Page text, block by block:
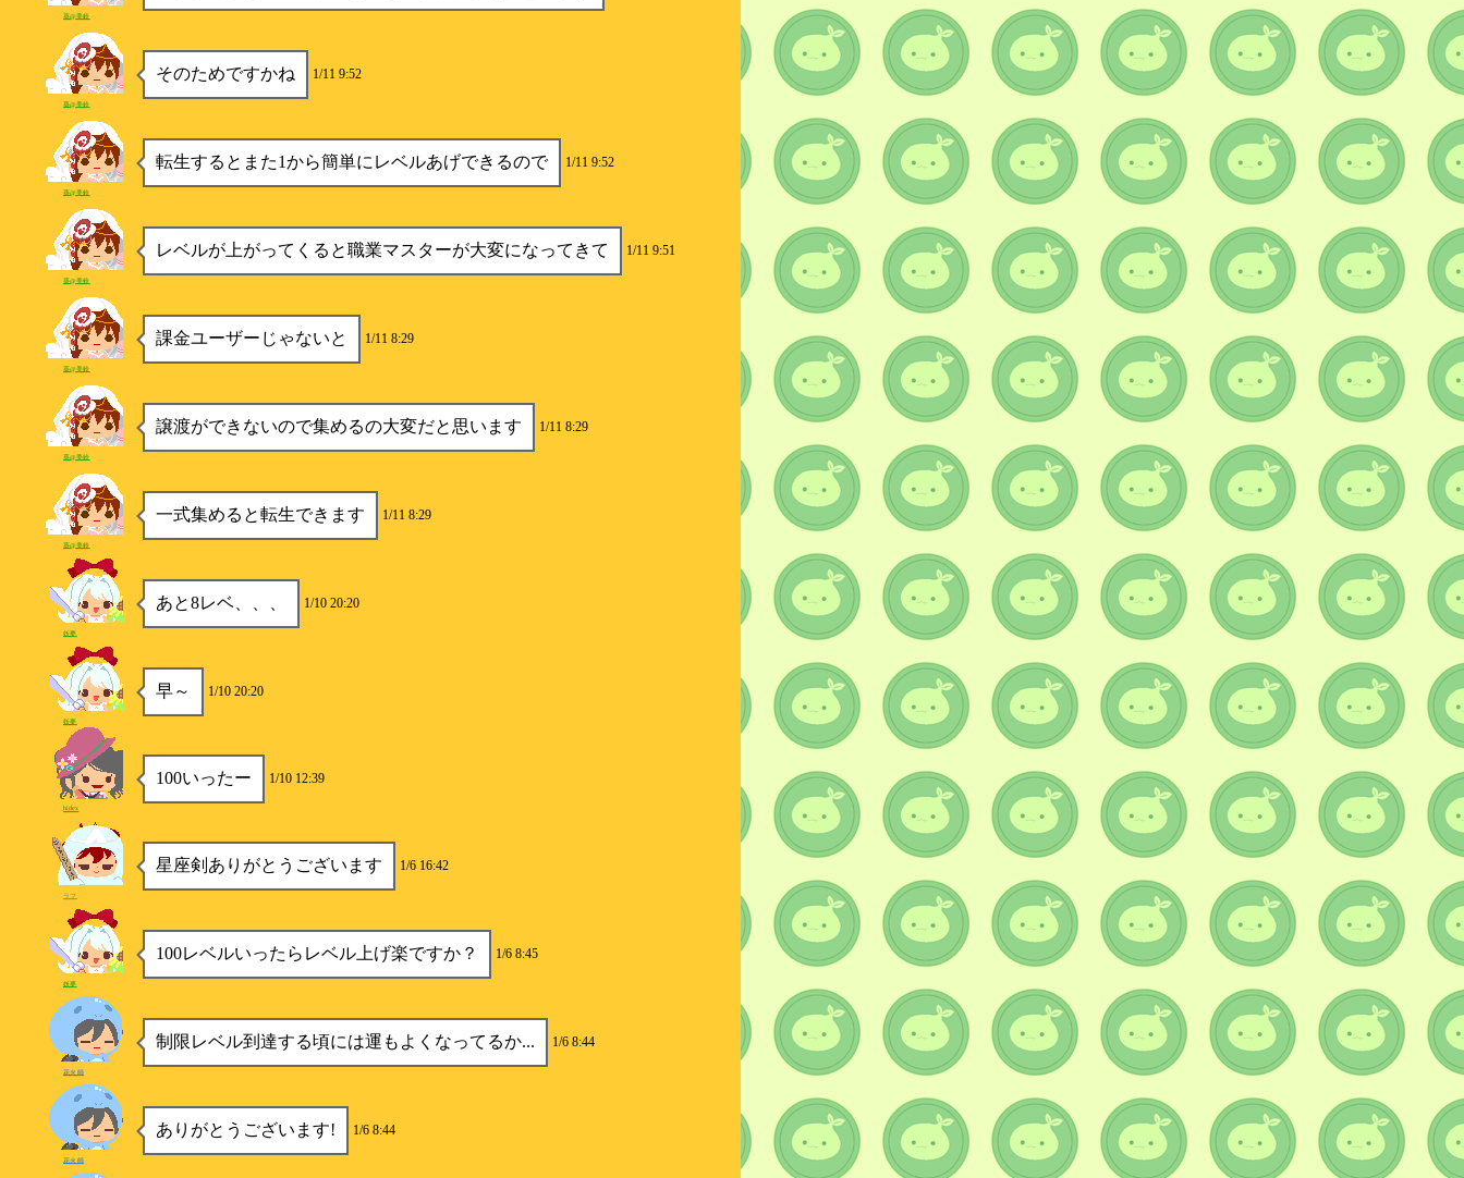
葵@美鈴
そのためですかね 1/11 9:52
葵@美鈴
転生するとまた1から簡単にレベルあげできるので 1/11 9:52
葵@美鈴
レベルが上がってくると職業マスターが大変になってきて 1/11 9:51
葵@美鈴
課金ユーザーじゃないと 1/11 8:29
葵@美鈴
譲渡ができないので集めるの大変だと思います 1/11 8:29
葵@美鈴
一式集めると転生できます 1/11 8:29
葵@美鈴
あと8レベ、、、 1/10 20:20
妖夢
早～ 1/10 20:20
妖夢
100いったー 1/10 12:39
hidex
星座剣ありがとうございます 1/6 16:42
ラフ
100レベルいったらレベル上げ楽ですか？ 1/6 8:45
妖夢
制限レベル到達する頃には運もよくなってるか... 1/6 8:44
花火師
ありがとうございます! 1/6 8:44
花火師